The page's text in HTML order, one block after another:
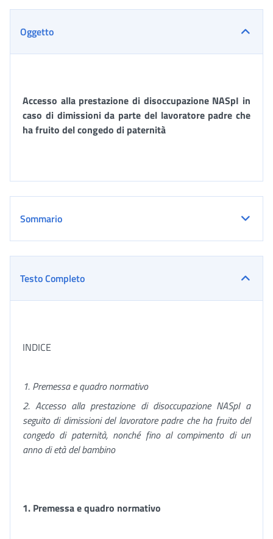
Oggetto
Accesso alla prestazione di disoccupazione NASpI in
caso di dimissioni da parte del lavoratore padre che
ha fruito del congedo di paternità
Sommario
Testo Completo
INDICE
1. Premessa e quadro normativo
2. Accesso alla prestazione di disoccupazione NASpI a
seguito di dimissioni del lavoratore padre che ha fruito del
congedo di paternità, nonché fino al compimento di un
anno di età del bambino
1. Premessa e quadro normativo